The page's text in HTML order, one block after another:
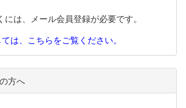
は、メール会員登録が必要です。
は、こちらをご覧ください。
方へ